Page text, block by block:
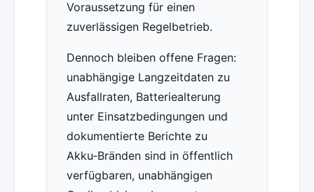
Voraussetzung für einen
zuverlässigen Regelbetrieb.
Dennoch bleiben offene Fragen:
unabhängige Langzeitdaten zu
Ausfallraten, Batteriealterung
unter Einsatzbedingungen und
dokumentierte Berichte zu
Akku‑Bränden sind in öffentlich
verfügbaren, unabhängigen